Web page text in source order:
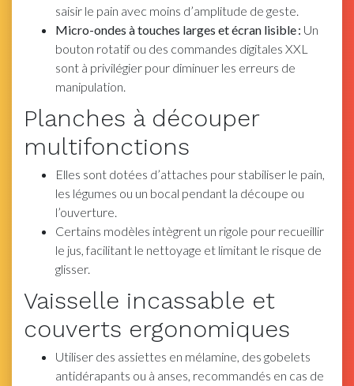
saisir le pain avec moins d’amplitude de geste.
Micro-ondes à touches larges et écran lisible : Un
bouton rotatif ou des commandes digitales XXL
sont à privilégier pour diminuer les erreurs de
manipulation.
Planches à découper
multifonctions
Elles sont dotées d’attaches pour stabiliser le pain,
les légumes ou un bocal pendant la découpe ou
l’ouverture.
Certains modèles intègrent un rigole pour recueillir
le jus, facilitant le nettoyage et limitant le risque de
glisser.
Vaisselle incassable et
couverts ergonomiques
Utiliser des assiettes en mélamine, des gobelets
antidérapants ou à anses, recommandés en cas de